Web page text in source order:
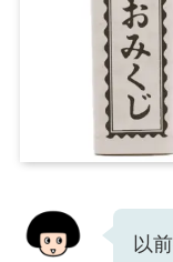
以